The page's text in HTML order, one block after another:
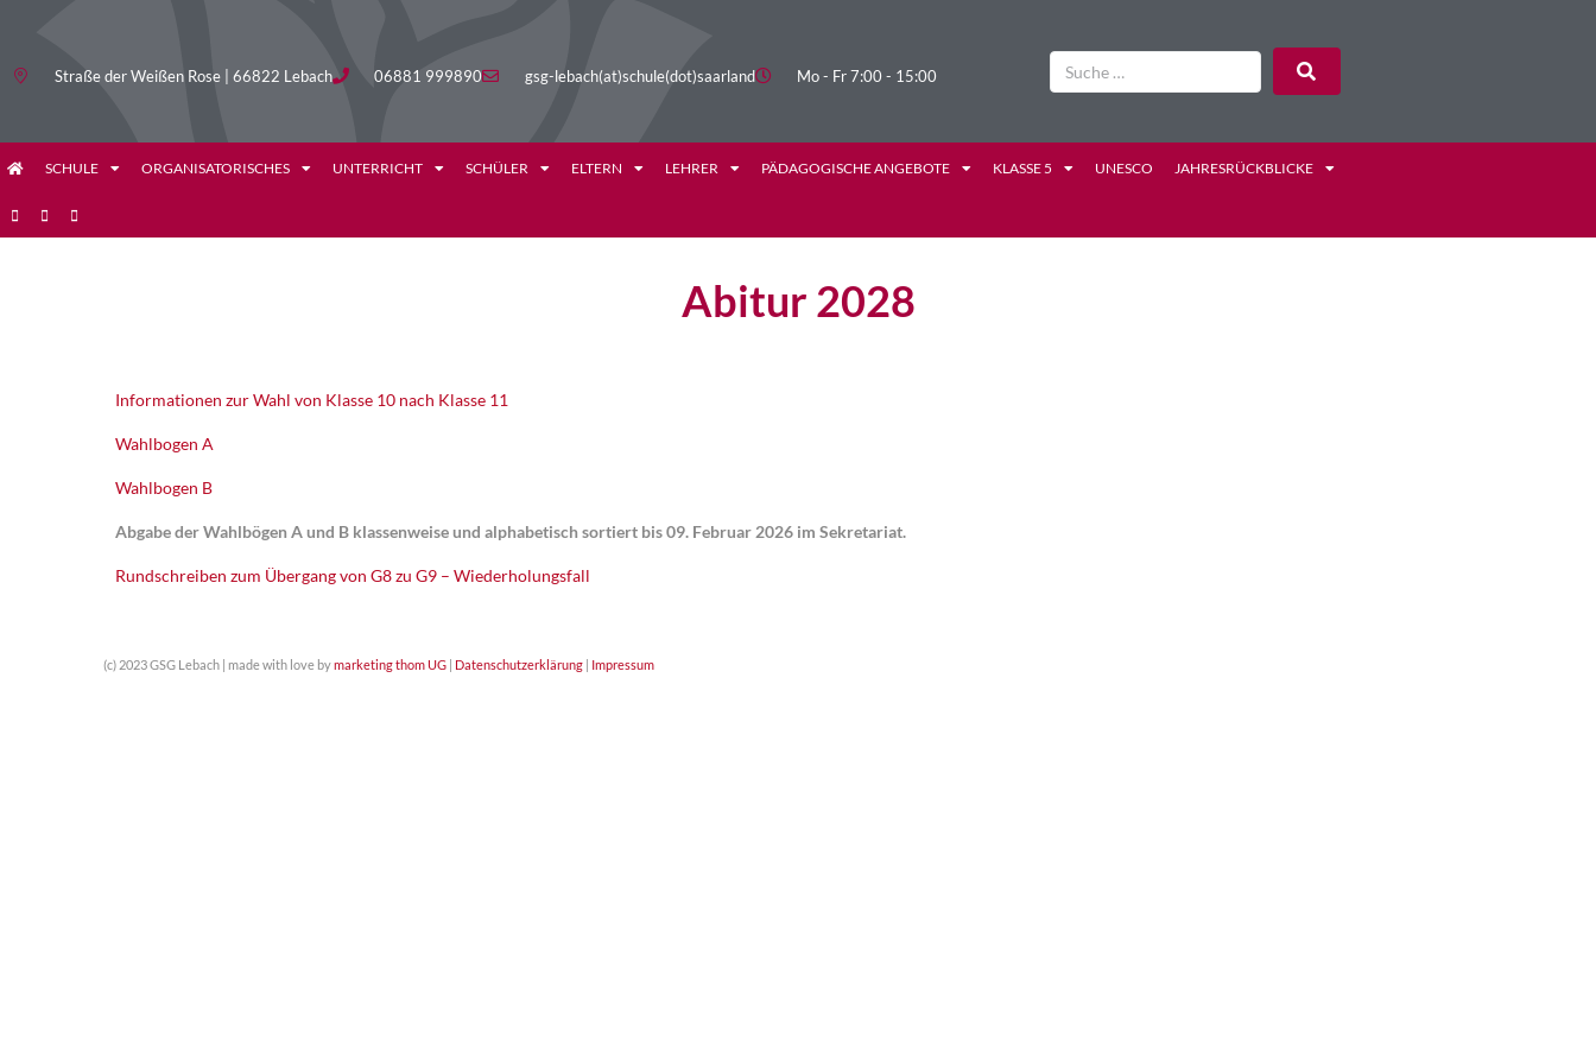
Straße der Weißen Rose | 66822 Lebach 06881 999890 gsg-lebach(at)schule(dot)saarland Mo - Fr 7:00 - 15:00
SCHULE ORGANISATORISCHES UNTERRICHT SCHÜLER ELTERN LEHRER PÄDAGOGISCHE ANGEBOTE KLASSE 5 UNESCO JAHRESRÜCKBLICKE
Abitur 2028
Informationen zur Wahl von Klasse 10 nach Klasse 11
Wahlbogen A
Wahlbogen B
Abgabe der Wahlbögen A und B klassenweise und alphabetisch sortiert bis 09. Februar 2026 im Sekretariat.
Rundschreiben zum Übergang von G8 zu G9 – Wiederholungsfall
(c) 2023 GSG Lebach | made with love bymarketing thom UG | Datenschutzerklärung | Impressum